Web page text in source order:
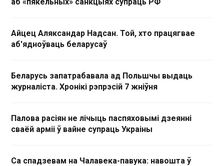
Айцец Аляксандар Надсан. Той, хто працягвае
аб'ядноўваць беларусаў
Беларусь запатрабавала ад Польшчы выдаць
журналіста. Хронікі рэпрэсій 7 жніўня
Палова расіян не лічыць паспяховымі дзеянні
сваёй арміі ў вайне супраць Украіны
Са спадзевам на Чалавека-павука: навошта ў